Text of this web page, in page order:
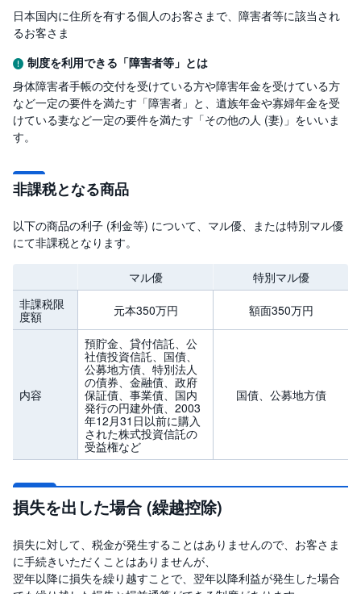
日本国内に住所を有する個人のお客さまで、障害者等に該当され
るお客さま
制度を利用できる「障害者等」とは
身体障害者手帳の交付を受けている方や障害年金を受けている方
など一定の要件を満たす「障害者」と、遺族年金や寡婦年金を受
けている妻など一定の要件を満たす「その他の人 (妻)」をいいま
す。
非課税となる商品
以下の商品の利子 (利金等) について、マル優、または特別マル優
にて非課税となります。
マル優
特別マル優
非課税限
度額
元本350万円 額面350万円
内容
預貯金、貸付信託、公
社債投資信託、国債、
公募地方債、特別法人
の債券、金融債、政府
保証債、事業債、国内
発行の円建外債、2003
年12月31日以前に購入
された株式投資信託の
受益権など
国債、公募地方債
損失を出した場合 (繰越控除)
損失に対して、税金が発生することはありませんので、お客さま
に手続きいただくことはありませんが、
翌年以降に損失を繰り越すことで、翌年以降利益が発生した場合